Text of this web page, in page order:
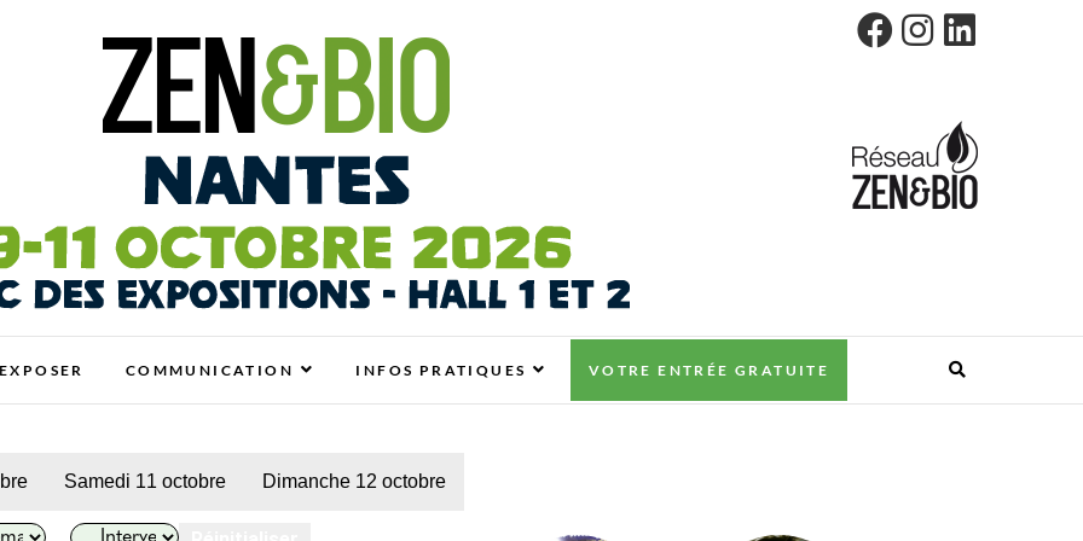
BIO, BIEN-ÊTRE ET HABITAT SAIN
EXPOSER COMMUNICATION INFOS PRATIQUES VOTRE ENTRÉE GRATUITE
Samedi 11 octobre Dimanche 12 octobre